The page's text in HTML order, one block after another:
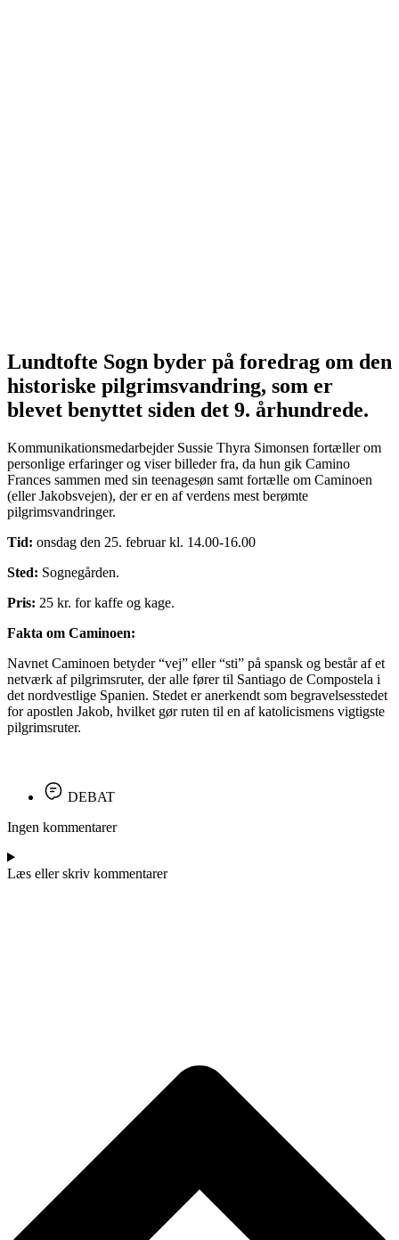
Lundtofte Sogn byder på foredrag om den
historiske pilgrimsvandring, som er
blevet benyttet siden det 9. århundrede.
Kommunikationsmedarbejder Sussie Thyra Simonsen fortæller om
personlige erfaringer og viser billeder fra, da hun gik Camino
Frances sammen med sin teenagesøn samt fortælle om Caminoen
(eller Jakobsvejen), der er en af verdens mest berømte
pilgrimsvandringer.
Tid: onsdag den 25. februar kl. 14.00-16.00
Sted: Sognegården.
Pris: 25 kr. for kaffe og kage.
Fakta om Caminoen:
Navnet Caminoen betyder “vej” eller “sti” på spansk og består af et
netværk af pilgrimsruter, der alle fører til Santiago de Compostela i
det nordvestlige Spanien. Stedet er anerkendt som begravelsesstedet
for apostlen Jakob, hvilket gør ruten til en af katolicismens vigtigste
pilgrimsruter.
DEBAT
Ingen kommentarer
Læs eller skriv kommentarer